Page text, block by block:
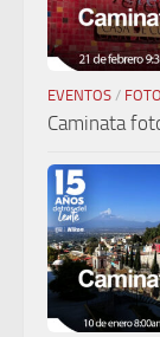
EVENTOS /
Caminata